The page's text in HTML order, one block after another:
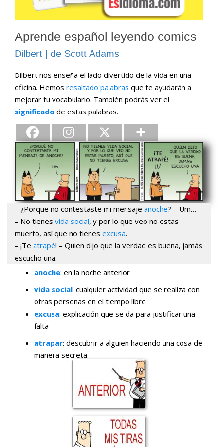
Aprende español leyendo comics
Dilbert | de Scott Adams
Dilbert nos enseña el lado divertido de la vida en una
oficina. Hemos resaltado palabras que te ayudarán a
mejorar tu vocabulario. También podrás ver el
significado de estas palabras.
– ¿Porque no contestaste mi mensaje anoche? – Um…
– No tienes vida social, y por lo que veo no estas
muerto, así que no tienes excusa.
– ¡Te atrapé! – Quien dijo que la verdad es buena, jamás
escucho una.
anoche: en la noche anterior
vida social: cualquier actividad que se realiza con
otras personas en el tiempo libre
excusa: explicación que se da para justificar una
falta
atrapar: descubrir a alguien haciendo una cosa de
manera secreta